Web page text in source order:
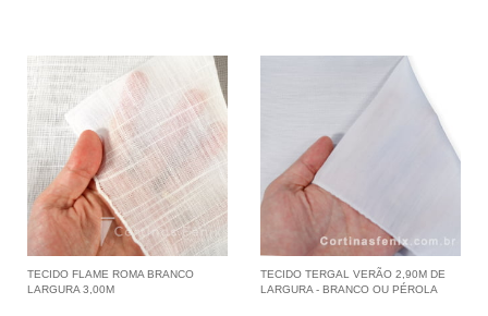
TECIDO FLAME ROMA BRANCO
LARGURA 3,00M
TECIDO TERGAL VERÃO 2,90M DE
LARGURA - BRANCO OU PÉROLA